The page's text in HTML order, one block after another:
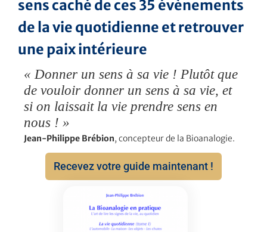
sens caché de ces 35 évènements
de la vie quotidienne et retrouver
une paix intérieure
« Donner un sens à sa vie ! Plutôt que
de vouloir donner un sens à sa vie, et
si on laissait la vie prendre sens en
nous ! »
Jean-Philippe Brébion, concepteur de la Bioanalogie.
Recevez votre guide maintenant !